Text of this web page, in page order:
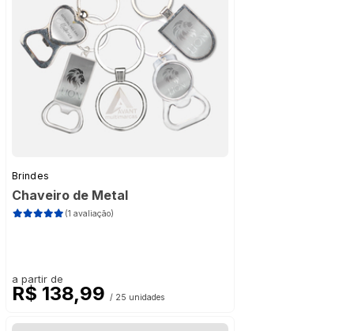
Brindes
Chaveiro de Metal
(1 avaliação)
a partir de
R$ 138,99 / 25 unidades